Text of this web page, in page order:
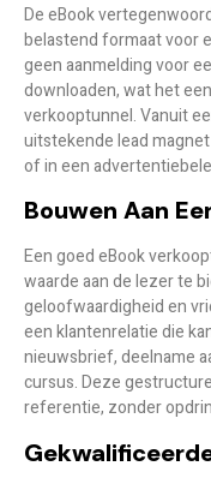
De eBook
belastend formaat voor
geen aanmelding voor
downloaden, wat het een
verkooptunnel. Vanuit
uitstekendelead magnet
of in een
Bouwen Aan
Een goed eBook
waardeaan de lezer te
geloofwaardigheid en
een klantenrelatie die
nieuwsbrief, deelname
cursus. Deze
referentie, zonder